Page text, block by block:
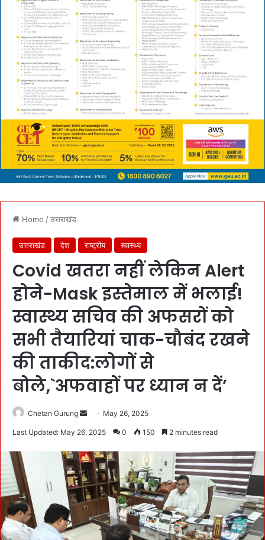
Home /उत्तराखंड
उत्तराखंड देश राष्ट्रीय स्वास्थ्य
Covid खतरा नहीं लेकिन Alert
होने-Mask इस्तेमाल में भलाई!
स्वास्थ्य सचिव की अफसरों को
सभी तैयारियां चाक-चौबंद रखने
की ताकीद:लोगों से
बोले,`अफवाहों पर ध्यान न दें’
Chetan Gurung
d
a
n
e
m
a
May 26, 2025
Last Updated: May 26, 2025 0 150 2 minutes read